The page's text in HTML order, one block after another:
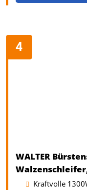
WALTER
Kraftvolle